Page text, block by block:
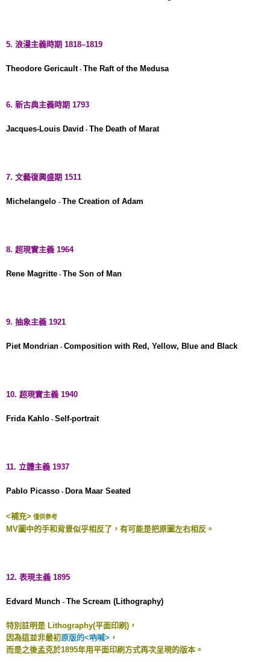
5. 浪漫主義時期 1818–1819
Theodore Gericault - The Raft of the Medusa
6. 新古典主義時期 1793
Jacques-Louis David - The Death of Marat
7. 文藝復興盛期 1511
Michelangelo - The Creation of Adam
8. 超現實主義 1964
Rene Magritte - The Son of Man
9. 抽象主義 1921
Piet Mondrian - Composition with Red, Yellow, Blue and Black
10. 超現實主義 1940
Frida Kahlo - Self-portrait
11. 立體主義 1937
Pablo Picasso - Dora Maar Seated
<補充> 僅供參考
MV圖中的手和背景似乎相反了，有可能是把原圖左右相反。
12. 表現主義 1895
Edvard Munch - The Scream (Lithography)
特別註明是 Lithography(平面印刷) ，
因為這並非最初原版的<吶喊> ，
而是之後孟克於1895年用平面印刷方式再次呈現的版本。